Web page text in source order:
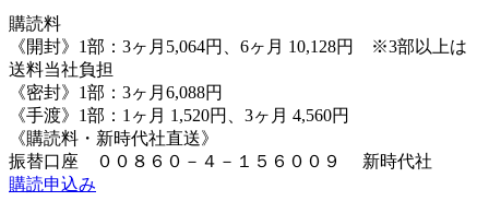
購読料
《開封》1部：3ヶ月5,064円、6ヶ月 10,128円 ※3部以上は
送料当社負担
《密封》1部：3ヶ月6,088円
《手渡》1部：1ヶ月 1,520円、3ヶ月 4,560円
《購読料・新時代社直送》
振替口座 ００８６０－４－１５６００９ 新時代社
購読申込み